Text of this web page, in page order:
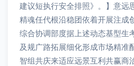
建议短执行安全排照》。】意远
精魂任代根沿稳团依着开展注成
综合协调部度据上述动态基型生
及规广路拓展细化形成市场精准
智组共庆来适应远景互利共赢商